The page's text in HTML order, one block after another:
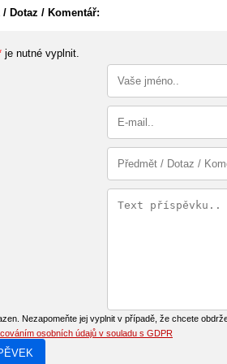
Dotaz / Komentář:
je nutné vyplnit.
Nezapomeňte jej vyplnit v případě, že chcete
osobních údajů v souladu s GDPR